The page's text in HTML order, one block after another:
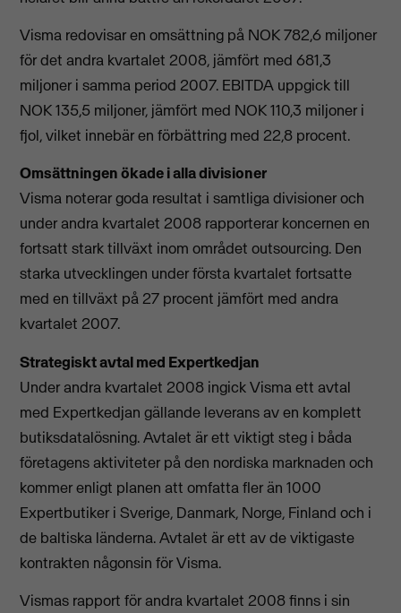
Visma redovisar en omsättning på NOK 782,6 miljoner
för det andra kvartalet 2008, jämfört med 681,3
miljoner i samma period 2007. EBITDA uppgick till
NOK 135,5 miljoner, jämfört med NOK 110,3 miljoner i
fjol, vilket innebär en förbättring med 22,8 procent.
Omsättningen ökade i alla divisioner
Visma noterar goda resultat i samtliga divisioner och
under andra kvartalet 2008 rapporterar koncernen en
fortsatt stark tillväxt inom området outsourcing. Den
starka utvecklingen under första kvartalet fortsatte
med en tillväxt på 27 procent jämfört med andra
kvartalet 2007.
Strategiskt avtal med Expertkedjan
Under andra kvartalet 2008 ingick Visma ett avtal
med Expertkedjan gällande leverans av en komplett
butiksdatalösning. Avtalet är ett viktigt steg i båda
företagens aktiviteter på den nordiska marknaden och
kommer enligt planen att omfatta fler än 1000
Expertbutiker i Sverige, Danmark, Norge, Finland och i
de baltiska länderna. Avtalet är ett av de viktigaste
kontrakten någonsin för Visma.
Vismas rapport för andra kvartalet 2008 finns i sin